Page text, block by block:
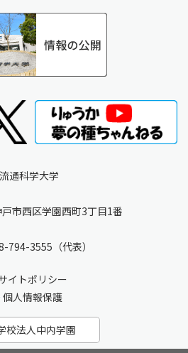
流通科学大学
市西区学園西町3丁目1番
794-3555 （代表）
イトポリシー
個人情報保護
校法人中内学園